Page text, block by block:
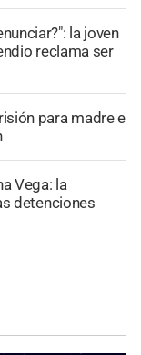
la joven
reclama ser
para madre e
Vega: la
detenciones